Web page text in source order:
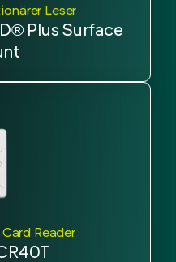
Leser
Plus Surface
Reader